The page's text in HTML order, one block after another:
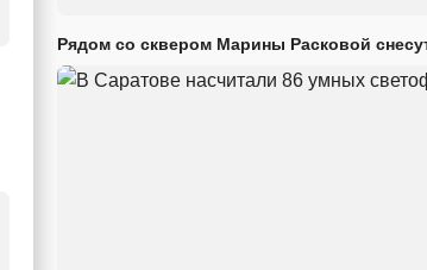
Рядом со сквером Марины Расковой